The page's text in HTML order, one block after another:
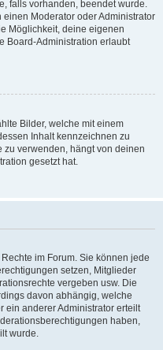
falls vorhanden, beendet wurde.
Moderator oder Administrator
Möglichkeit, deine eigenen
Board-Administration erlaubt
Bilder, welche mit einem
Inhalt kennzeichnen zu
zu verwenden, hängt von deinen
gesetzt hat.
im Forum. Sie können jede
setzen, Mitglieder
vergeben usw. Die
davon abhängig, welche
ein anderer Administrator erteilt
haben,
wurde.